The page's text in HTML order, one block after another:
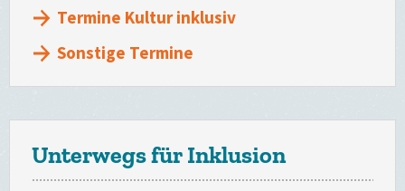
Termine Kultur inklusiv
Sonstige Termine
Unterwegs für Inklusion